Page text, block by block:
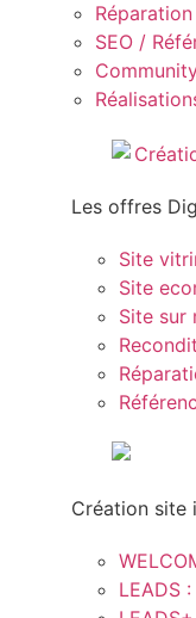
SEO /
Les offres
Site
Site
Site sur
Création site
LEADS